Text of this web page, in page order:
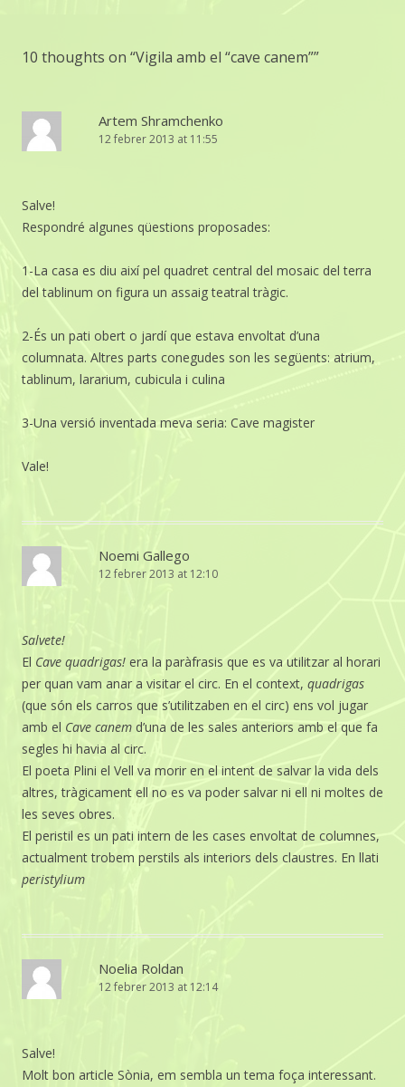
10 thoughts on “Vigila amb el “cave canem””
Artem Shramchenko
12 febrer 2013 at 11:55
Salve!
Respondré algunes qüestions proposades:
1-La casa es diu així pel quadret central del mosaic del terra
del tablinum on figura un assaig teatral tràgic.
2-És un pati obert o jardí que estava envoltat d’una
columnata. Altres parts conegudes son les següents: atrium,
tablinum, lararium, cubicula i culina
3-Una versió inventada meva seria: Cave magister
Vale!
Noemi Gallego
12 febrer 2013 at 12:10
Salvete!
El Cave quadrigas! era la paràfrasis que es va utilitzar al horari
per quan vam anar a visitar el circ. En el context, quadrigas
(que són els carros que s’utilitzaben en el circ) ens vol jugar
amb el Cave canem d’una de les sales anteriors amb el que fa
segles hi havia al circ.
El poeta Plini el Vell va morir en el intent de salvar la vida dels
altres, tràgicament ell no es va poder salvar ni ell ni moltes de
les seves obres.
El peristil es un pati intern de les cases envoltat de columnes,
actualment trobem perstils als interiors dels claustres. En llati
peristylium
Noelia Roldan
12 febrer 2013 at 12:14
Salve!
Molt bon article Sònia, em sembla un tema foça interessant.